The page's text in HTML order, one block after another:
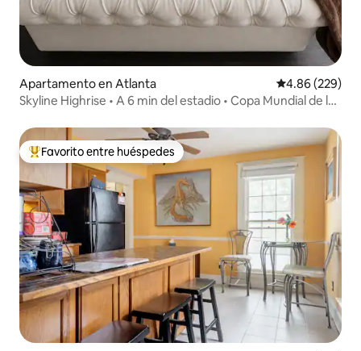
Apartamento en Atlanta Calificación
4.86 (229)
Skyline Highrise • A 6 min del estadio • Copa Mundial de la
Favorito entre huéspedes preferido
Favorito entre huéspedes